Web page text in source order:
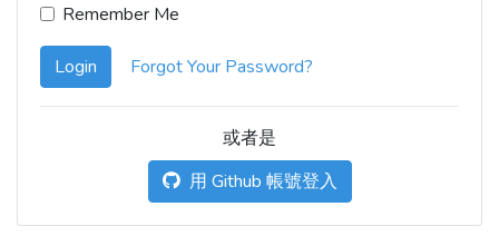
Remember Me
Login Forgot Your Password?
或者是
用 Github 帳號登入